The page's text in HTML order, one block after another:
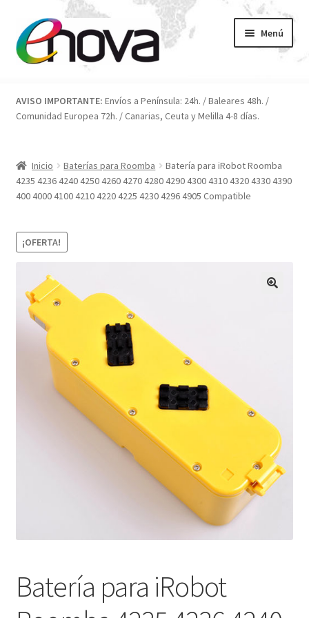
a
la
al
contenido
Menú
Blog
Condiciones
Contacto
FAQ
Finalizar compra
AVISO IMPORTANTE: Envíos a Península: 24h. / Baleares 48h. /
Comunidad Europea 72h. / Canarias, Ceuta y Melilla 4-8 días.
Inicio Baterías para Roomba
Batería para iRobot Roomba
4235 4236 4240 4250 4260 4270 4280 4290 4300 4310 4320 4330 4390
400 4000 4100 4210 4220 4225 4230 4296 4905 Compatible
¡OFERTA!
Batería para iRobot